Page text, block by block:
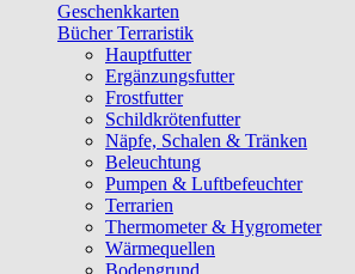
Geschenkkarten
Bücher Terraristik
Hauptfutter
Ergänzungsfutter
Frostfutter
Schildkrötenfutter
Näpfe, Schalen & Tränken
Beleuchtung
Pumpen & Luftbefeuchter
Terrarien
Thermometer & Hygrometer
Wärmequellen
Bodengrund